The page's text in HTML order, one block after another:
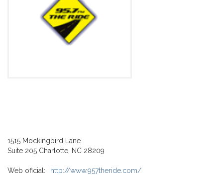
1515 Mockingbird Lane
Suite 205 Charlotte, NC 28209
Web oficial:
http://www.957theride.com/